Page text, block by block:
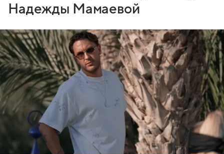
Надежды Мамаевой